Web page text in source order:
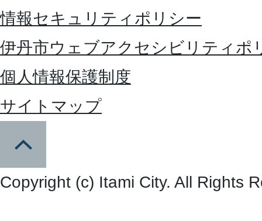
情報セキュリティポリシー
伊丹市ウェブアクセシビリティポ
個人情報保護制度
サイトマップ
Copyright (c) Itami City. All Rights